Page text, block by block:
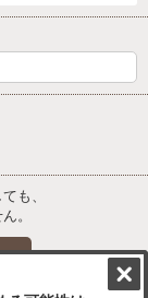
も、
。